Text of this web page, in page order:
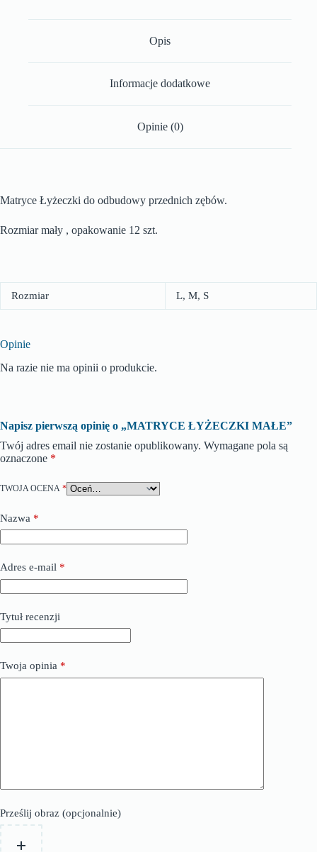
Opis
Informacje dodatkowe
Opinie (0)
Matryce Łyżeczki do odbudowy przednich zębów.
Rozmiar mały , opakowanie 12 szt.
Rozmiar L, M, S
Opinie
Na razie nie ma opinii o produkcie.
Napisz pierwszą opinię o „MATRYCE ŁYŻECZKI MAŁE”
Twój adres email nie zostanie opublikowany. Wymagane pola są
oznaczone *
TWOJA OCENA *
Nazwa *
Adres e-mail *
Tytuł recenzji
Twoja opinia *
Prześlij obraz (opcjonalnie)